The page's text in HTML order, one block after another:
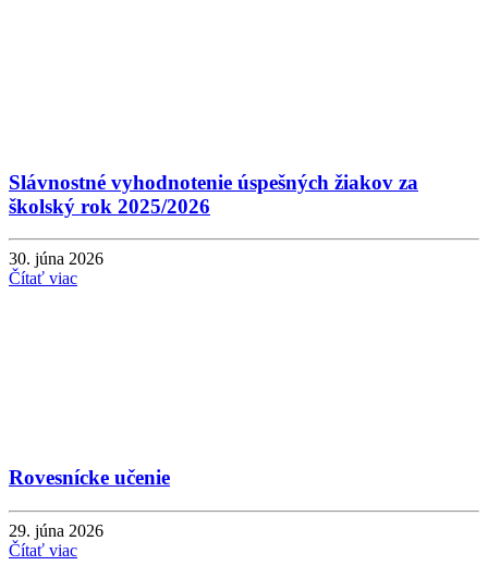
Slávnostné vyhodnotenie úspešných žiakov za
školský rok 2025/2026
30. júna 2026
Čítať viac
Rovesnícke učenie
29. júna 2026
Čítať viac